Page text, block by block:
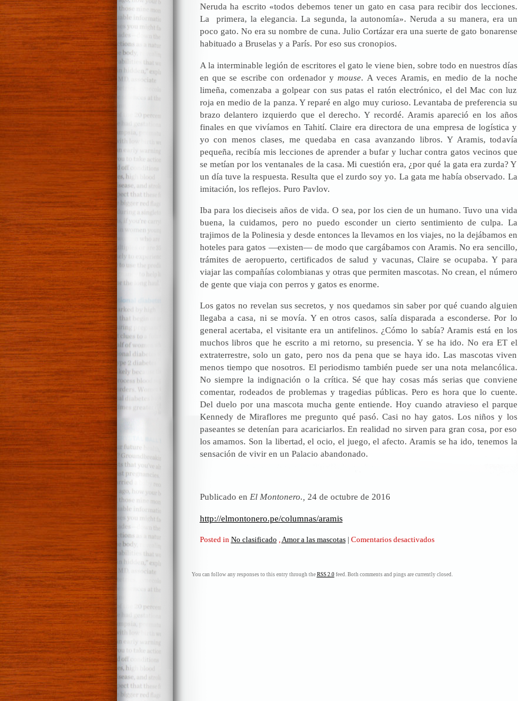
Neruda ha escrito «todos debemos tener un gato en casa para recibir dos lecciones.
La primera, la elegancia. La segunda, la autonomía». Neruda a su manera, era un
poco gato. No era su nombre de cuna. Julio Cortázar era una suerte de gato bonarense
habituado a Bruselas y a París. Por eso sus cronopios.
A la interminable legión de escritores el gato le viene bien, sobre todo en nuestros días
en que se escribe con ordenador ymouse. A veces Aramis, en medio de la noche
limeña, comenzaba a golpear con sus patas el ratón electrónico, el del Mac con luz
roja en medio de la panza. Y reparé en algo muy curioso. Levantaba de preferencia su
brazo delantero izquierdo que el derecho. Y recordé. Aramis apareció en los años
finales en que vivíamos en Tahití. Claire era directora de una empresa de logística y
yo con menos clases, me quedaba en casa avanzando libros. Y Aramis, todavía
pequeña, recibía mis lecciones de aprender a bufar y luchar contra gatos vecinos que
se metían por los ventanales de la casa. Mi cuestión era, ¿por qué la gata era zurda? Y
un día tuve la respuesta. Resulta que el zurdo soy yo. La gata me había observado. La
imitación, los reflejos. Puro Pavlov.
Iba para los dieciseis años de vida. O sea, por los cien de un humano. Tuvo una vida
buena, la cuidamos, pero no puedo esconder un cierto sentimiento de culpa. La
trajimos de la Polinesia y desde entonces la llevamos en los viajes, no la dejábamos en
hoteles para gatos —existen— de modo que cargábamos con Aramis. No era sencillo,
trámites de aeropuerto, certificados de salud y vacunas, Claire se ocupaba. Y para
viajar las compañías colombianas y otras que permiten mascotas. No crean, el número
de gente que viaja con perros y gatos es enorme.
Los gatos no revelan sus secretos, y nos quedamos sin saber por qué cuando alguien
llegaba a casa, ni se movía. Y en otros casos, salía disparada a esconderse. Por lo
general acertaba, el visitante era un antifelinos. ¿Cómo lo sabía? Aramis está en los
muchos libros que he escrito a mi retorno, su presencia. Y se ha ido. No era ET el
extraterrestre, solo un gato, pero nos da pena que se haya ido. Las mascotas viven
menos tiempo que nosotros. El periodismo también puede ser una nota melancólica.
No siempre la indignación o la crítica. Sé que hay cosas más serias que conviene
comentar, rodeados de problemas y tragedias públicas. Pero es hora que lo cuente.
Del duelo por una mascota mucha gente entiende. Hoy cuando atravieso el parque
Kennedy de Miraflores me pregunto qué pasó. Casi no hay gatos. Los niños y los
paseantes se detenían para acariciarlos. En realidad no sirven para gran cosa, por eso
los amamos. Son la libertad, el ocio, el juego, el afecto. Aramis se ha ido, tenemos la
sensación de vivir en un Palacio abandonado.
Publicado en El Montonero., 24 de octubre de 2016
http://elmontonero.pe/columnas/aramis
Posted in No clasificado ,Amor a las mascotas | Comentarios desactivadosen
You can follow any responses to this entry through the RSS 2.0feed. Both comments and pings are currently closed.